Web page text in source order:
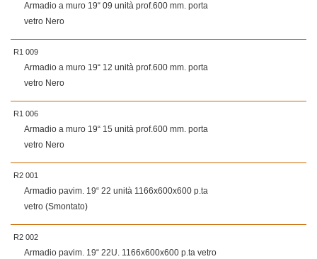
Armadio a muro 19“ 09 unità prof.600 mm. porta
vetro Nero
R1 009
Armadio a muro 19“ 12 unità prof.600 mm. porta
vetro Nero
R1 006
Armadio a muro 19“ 15 unità prof.600 mm. porta
vetro Nero
R2 001
Armadio pavim. 19“ 22 unità 1166x600x600 p.ta
vetro (Smontato)
R2 002
Armadio pavim. 19“ 22U. 1166x600x600 p.ta vetro